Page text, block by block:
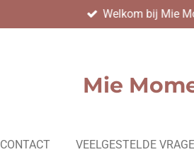
Welkom bij Mie
Mie
CONTACT VEELGESTELDE